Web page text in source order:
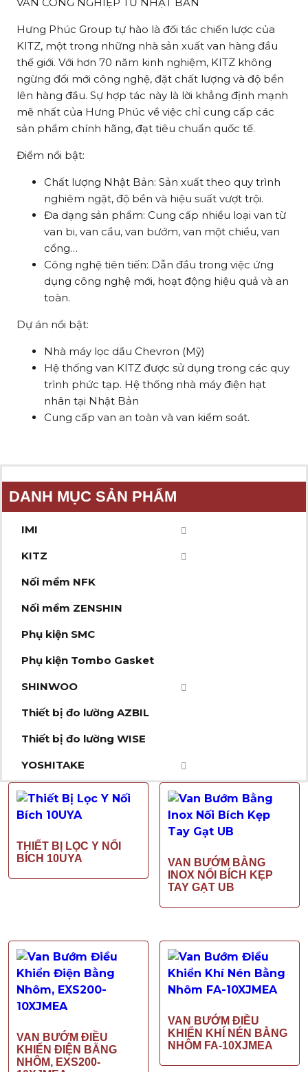
Hưng Phúc Group tự hào là đối tác chiến lược của
KITZ, một trong những nhà sản xuất van hàng đầu
thế giới. Với hơn 70 năm kinh nghiệm, KITZ không
ngừng đổi mới công nghệ, đặt chất lượng và độ bền
lên hàng đầu. Sự hợp tác này là lời khẳng định mạnh
mẽ nhất của Hưng Phúc về việc chỉ cung cấp các
sản phẩm chính hãng, đạt tiêu chuẩn quốc tế.
Điểm nổi bật:
Chất lượng Nhật Bản: Sản xuất theo quy trình
nghiêm ngặt, độ bền và hiệu suất vượt trội.
Đa dạng sản phẩm: Cung cấp nhiều loại van từ
van bi, van cầu, van bướm, van một chiều, van
cổng…
Công nghệ tiên tiến: Dẫn đầu trong việc ứng
dụng công nghệ mới, hoạt động hiệu quả và an
toàn.
Dự án nổi bật:
Nhà máy lọc dầu Chevron (Mỹ)
Hệ thống van KITZ được sử dụng trong các quy
trình phức tạp. Hệ thống nhà máy điện hạt
nhân tại Nhật Bản
Cung cấp van an toàn và van kiểm soát.
DANH MỤC SẢN PHẨM
IMI
KITZ
Nối mềm NFK
Nối mềm ZENSHIN
Phụ kiện SMC
Phụ kiện Tombo Gasket
SHINWOO
Thiết bị đo lường AZBIL
Thiết bị đo lường WISE
YOSHITAKE
THIẾT BỊ LỌC Y NỐI
BÍCH 10UYA
VAN BƯỚM BẰNG
INOX NỐI BÍCH KẸP
TAY GẠT UB
VAN BƯỚM ĐIỀU
KHIỂN ĐIỆN BẰNG
NHÔM, EXS200-
VAN BƯỚM ĐIỀU
KHIỂN KHÍ NÉN BẰNG
NHÔM FA-10XJMEA